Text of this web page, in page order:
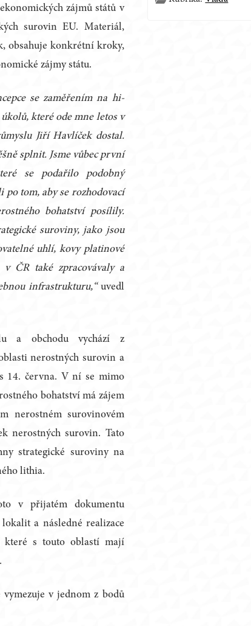
zájmů států v
surovin EU. Materiál,
obsahuje konkrétní kroky,
zájmy státu.
se zaměřením na hi-
které ode mne letos v
Jiří Havlíček dostal.
splnit. Jsme vůbec první
se podařilo podobný
po tom, aby se rozhodovací
bohatství posílily.
suroviny, jako jsou
uhlí, kovy platinové
ČR také zpracovávaly a
infrastrukturu,“uvedl
a obchodu vychází z
nerostných surovin a
14. června. V ní se mimo
bohatství má zájem
nerostném surovinovém
nerostných surovin. Tato
strategické suroviny na
lithia.
v přijatém dokumentu
a následné realizace
které s touto oblastí mají
v jednom z bodů